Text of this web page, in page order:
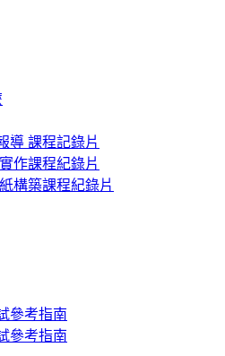
導 課程記錄片
作課程紀錄片
構築課程紀錄片
參考指南
參考指南